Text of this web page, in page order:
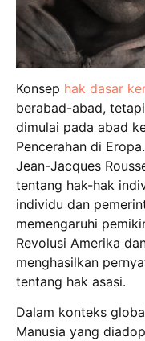
Konsep hak dasar
berabad-abad,
dimulai pada abad
Pencerahan di
Jean-Jacques
tentang hak-hak
individu dan
memengaruhi
Revolusi Amerika
menghasilkan
tentang hak asasi.
Dalam konteks
Manusia yang